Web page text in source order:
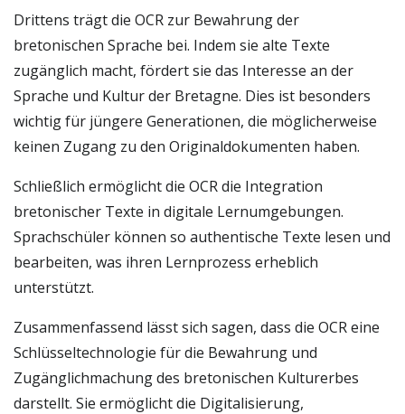
Drittens trägt die OCR zur Bewahrung der
bretonischen Sprache bei. Indem sie alte Texte
zugänglich macht, fördert sie das Interesse an der
Sprache und Kultur der Bretagne. Dies ist besonders
wichtig für jüngere Generationen, die möglicherweise
keinen Zugang zu den Originaldokumenten haben.
Schließlich ermöglicht die OCR die Integration
bretonischer Texte in digitale Lernumgebungen.
Sprachschüler können so authentische Texte lesen und
bearbeiten, was ihren Lernprozess erheblich
unterstützt.
Zusammenfassend lässt sich sagen, dass die OCR eine
Schlüsseltechnologie für die Bewahrung und
Zugänglichmachung des bretonischen Kulturerbes
darstellt. Sie ermöglicht die Digitalisierung,